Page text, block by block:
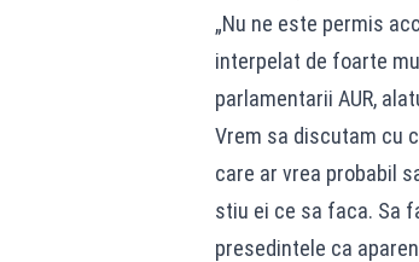
„Nu ne este permis
interpelat de foarte
parlamentarii AUR,
Vrem sa discutam cu
care ar vrea probabil
stiu ei ce sa faca. Sa
presedintele ca